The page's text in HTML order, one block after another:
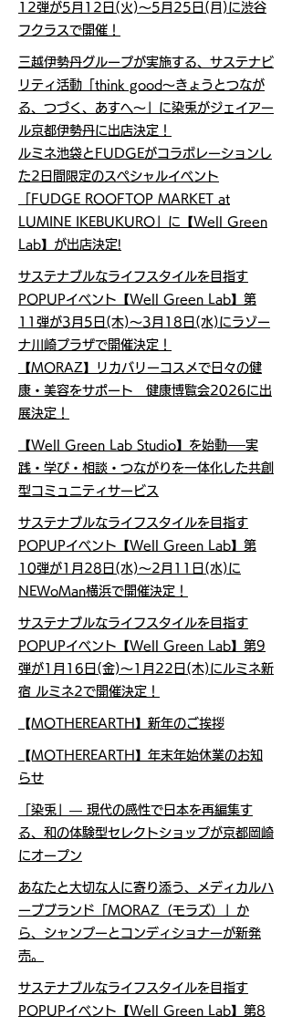
12弾が5月12日(火)～5月25日(月)に渋谷
フクラスで開催！
三越伊勢丹グループが実施する、サステナビ
リティ活動「think good～きょうとつなが
る、つづく、あすへ～」に染兎がジェイアー
ル京都伊勢丹に出店決定！
ルミネ池袋とFUDGEがコラボレーションし
た2日間限定のスペシャルイベント
「FUDGE ROOFTOP MARKET at
LUMINE IKEBUKURO」に【Well Green
Lab】が出店決定!
サステナブルなライフスタイルを目指す
POPUPイベント【Well Green Lab】第
11弾が3月5日(木)～3月18日(水)にラゾー
ナ川崎プラザで開催決定！
【MORAZ】リカバリーコスメで日々の健
康・美容をサポート 健康博覧会2026に出
展決定！
【Well Green Lab Studio】を始動──実
践・学び・相談・つながりを一体化した共創
型コミュニティサービス
サステナブルなライフスタイルを目指す
POPUPイベント【Well Green Lab】第
10弾が1月28日(水)～2月11日(水)に
NEWoMan横浜で開催決定！
サステナブルなライフスタイルを目指す
POPUPイベント【Well Green Lab】第9
弾が1月16日(金)～1月22日(木)にルミネ新
宿 ルミネ2で開催決定！
​【MOTHEREARTH】新年のご挨拶
​【MOTHEREARTH】年末年始休業のお知
らせ
「染兎」— 現代の感性で日本を再編集す
る、和の体験型セレクトショップが京都岡崎
にオープン
あなたと大切な人に寄り添う、メディカルハ
ーブブランド「MORAZ（モラズ）」か
ら、シャンプーとコンディショナーが新発
売。
サステナブルなライフスタイルを目指す
POPUPイベント【Well Green Lab】第8